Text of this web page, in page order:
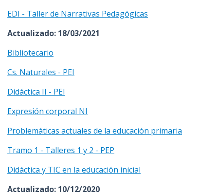
EDI - Taller de Narrativas Pedagógicas
Actualizado: 18/03/2021
Bibliotecario
Cs. Naturales - PEI
Didáctica II - PEI
Expresión corporal NI
Problemáticas actuales de la educación primaria
Tramo 1 - Talleres 1 y 2 - PEP
Didáctica y TIC en la educación inicial
Actualizado: 10/12/2020